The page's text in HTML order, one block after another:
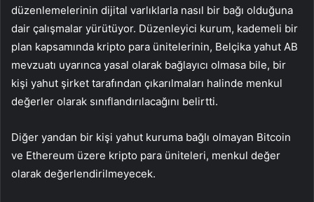
düzenlemelerinin dijital varlıklarla nasıl bir bağı olduğuna
dair çalışmalar yürütüyor. Düzenleyici kurum, kademeli bir
plan kapsamında kripto para ünitelerinin, Belçika yahut AB
mevzuatı uyarınca yasal olarak bağlayıcı olmasa bile, bir
kişi yahut şirket tarafından çıkarılmaları halinde menkul
değerler olarak sınıflandırılacağını belirtti.
Diğer yandan bir kişi yahut kuruma bağlı olmayan Bitcoin
ve Ethereum üzere kripto para üniteleri, menkul değer
olarak değerlendirilmeyecek.